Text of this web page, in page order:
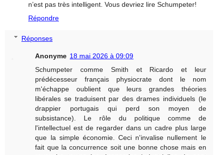
n’est pas très intelligent. Vous devriez lire Schumpeter!
Répondre
Réponses
Anonyme 18 mai 2026 à 09:09
Schumpeter comme Smith et Ricardo et leur
prédécesseur français physiocrate dont le nom
m'échappe oublient que leurs grandes théories
libérales se traduisent par des drames individuels (le
drappier portugais qui perd son moyen de
subsistance). Le rôle du politique comme de
l'intellectuel est de regarder dans un cadre plus large
que la simple économie. Ceci n'invalise nullement le
fait que la concurrence soit une bonne chose mais en